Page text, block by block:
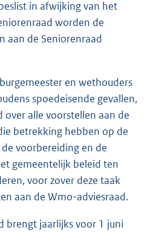
in afwijking van het
worden de
aan de Seniorenraad
en wethouders
spoedeisende gevallen,
over alle voorstellen aan de
betrekking hebben op de
voorbereiding en de
gemeentelijk beleid ten
voor zover deze taak
aan de Wmo-adviesraad.
brengt jaarlijks voor 1 juni